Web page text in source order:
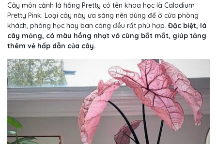
Cây môn cảnh lá hồng Pretty có tên khoa học là Caladium
Pretty Pink. Loại cây này ưa sáng nên dùng để ở cửa phòng
khách, phòng học hay ban công đều rất phù hợp. Đặc biệt, lá
cây mỏng, có màu hồng nhạt vô cùng bắt mắt, giúp tăng
thêm vẻ hấp dẫn của cây.